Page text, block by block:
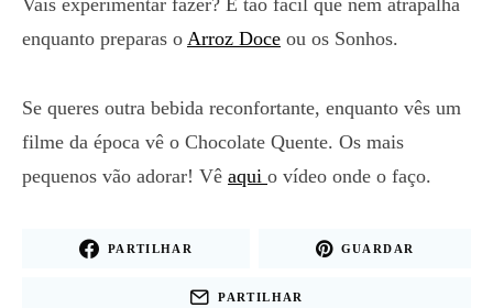
Vais experimentar fazer? É tão fácil que nem atrapalha
enquanto preparas o Arroz Doce ou os Sonhos.
Se queres outra bebida reconfortante, enquanto vês um
filme da época vê o Chocolate Quente. Os mais
pequenos vão adorar! Vê aqui o vídeo onde o faço.
PARTILHAR GUARDAR
PARTILHAR